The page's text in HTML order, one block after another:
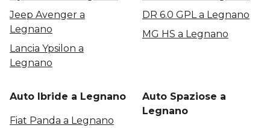
Jeep Avenger a
Legnano
Lancia Ypsilon a
Legnano
DR 6.0 GPL a Legnano
MG HS a Legnano
Auto Ibride a Legnano
Fiat Panda a Legnano
Auto Spaziose a
Legnano